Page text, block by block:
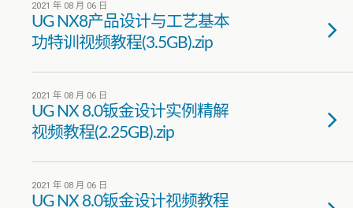
2021 年 08 月 06 日
UG NX8产品设计与工艺基本
功特训视频教程(3.5GB).zip
2021 年 08 月 06 日
UG NX 8.0钣金设计实例精解
视频教程(2.25GB).zip
2021 年 08 月 06 日
UG NX 8.0钣金设计视频教程